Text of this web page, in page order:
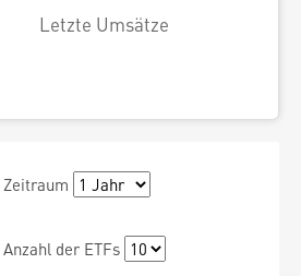
Letzte Umsätze
Zeitraum
Anzahl der ETFs